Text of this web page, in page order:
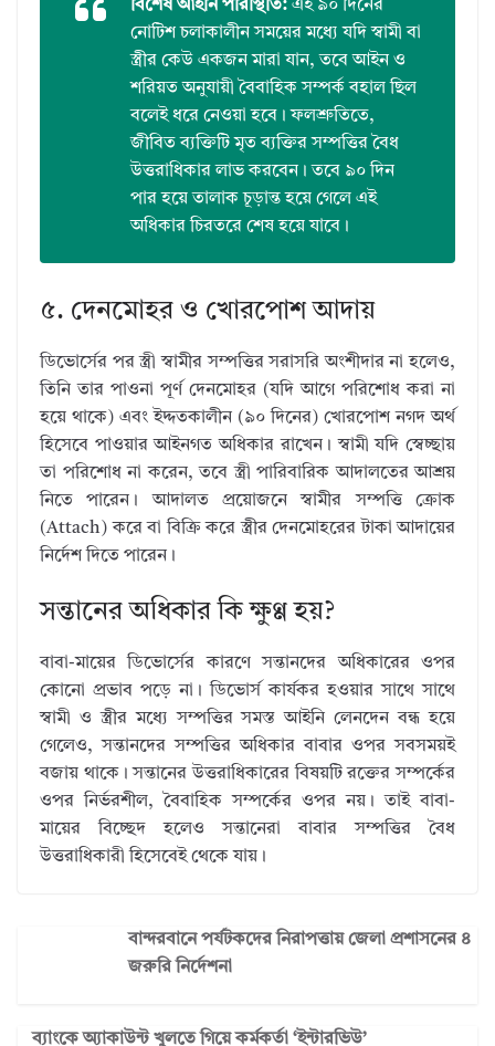
বিশেষ আইনি পরিস্থিতি: এই ৯০ দিনের
নোটিশ চলাকালীন সময়ের মধ্যে যদি স্বামী বা
স্ত্রীর কেউ একজন মারা যান, তবে আইন ও
শরিয়ত অনুযায়ী বৈবাহিক সম্পর্ক বহাল ছিল
বলেই ধরে নেওয়া হবে। ফলশ্রুতিতে,
জীবিত ব্যক্তিটি মৃত ব্যক্তির সম্পত্তির বৈধ
উত্তরাধিকার লাভ করবেন। তবে ৯০ দিন
পার হয়ে তালাক চূড়ান্ত হয়ে গেলে এই
অধিকার চিরতরে শেষ হয়ে যাবে।
৫. দেনমোহর ও খোরপোশ আদায়
ডিভোর্সের পর স্ত্রী স্বামীর সম্পত্তির সরাসরি অংশীদার না হলেও,
তিনি তার পাওনা পূর্ণ দেনমোহর (যদি আগে পরিশোধ করা না
হয়ে থাকে) এবং ইদ্দতকালীন (৯০ দিনের) খোরপোশ নগদ অর্থ
হিসেবে পাওয়ার আইনগত অধিকার রাখেন। স্বামী যদি স্বেচ্ছায়
তা পরিশোধ না করেন, তবে স্ত্রী পারিবারিক আদালতের আশ্রয়
নিতে পারেন। আদালত প্রয়োজনে স্বামীর সম্পত্তি ক্রোক
(Attach) করে বা বিক্রি করে স্ত্রীর দেনমোহরের টাকা আদায়ের
নির্দেশ দিতে পারেন।
সন্তানের অধিকার কি ক্ষুণ্ণ হয়?
বাবা-মায়ের ডিভোর্সের কারণে সন্তানদের অধিকারের ওপর
কোনো প্রভাব পড়ে না। ডিভোর্স কার্যকর হওয়ার সাথে সাথে
স্বামী ও স্ত্রীর মধ্যে সম্পত্তির সমস্ত আইনি লেনদেন বন্ধ হয়ে
গেলেও, সন্তানদের সম্পত্তির অধিকার বাবার ওপর সবসময়ই
বজায় থাকে। সন্তানের উত্তরাধিকারের বিষয়টি রক্তের সম্পর্কের
ওপর নির্ভরশীল, বৈবাহিক সম্পর্কের ওপর নয়। তাই বাবা-
মায়ের বিচ্ছেদ হলেও সন্তানেরা বাবার সম্পত্তির বৈধ
উত্তরাধিকারী হিসেবেই থেকে যায়।
বান্দরবানে পর্যটকদের নিরাপত্তায় জেলা প্রশাসনের ৪
জরুরি নির্দেশনা
ব্যাংকে অ্যাকাউন্ট খুলতে গিয়ে কর্মকর্তা ‘ইন্টারভিউ’